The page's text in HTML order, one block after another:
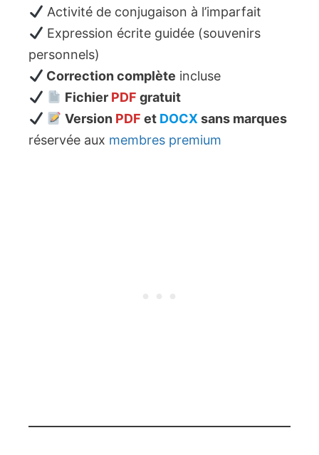
Activité de conjugaison à l’imparfait
Expression écrite guidée (souvenirs
personnels)
Correction complète incluse
Fichier PDFgratuit
Version PDFet DOCXsans marques
réservée aux membres premium